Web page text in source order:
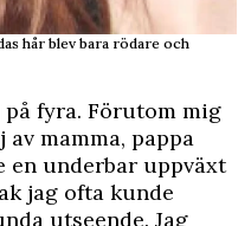
hår blev bara rödare och
fyra. Förutom mig
mamma, pappa
en underbar uppväxt
jag ofta kunde
utseende. Jag